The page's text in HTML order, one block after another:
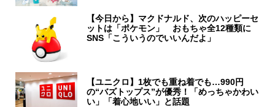
【今日から】マクドナルド、次のハッピーセ
ットは「ポケモン」 おもちゃ全12種類に
SNS「こういうのでいいんだよ」
【ユニクロ】1枚でも重ね着でも…990円
の“バズトップス”が優秀！「めっちゃかわい
い」「着心地いい」と話題